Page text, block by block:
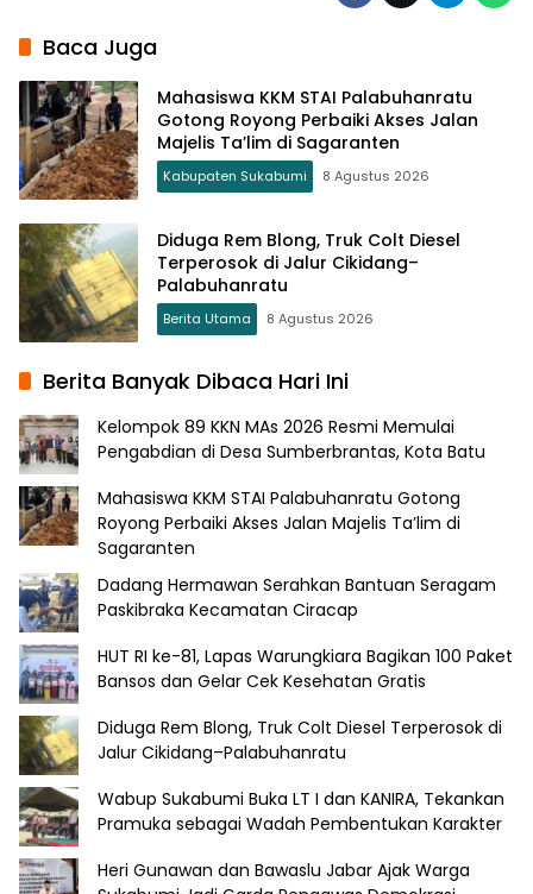
Baca Juga
Mahasiswa KKM STAI Palabuhanratu
Gotong Royong Perbaiki Akses Jalan
Majelis Ta’lim di Sagaranten
Kabupaten Sukabumi 8 Agustus 2026
Diduga Rem Blong, Truk Colt Diesel
Terperosok di Jalur Cikidang–
Palabuhanratu
Berita Utama 8 Agustus 2026
Berita Banyak Dibaca Hari Ini
Kelompok 89 KKN MAs 2026 Resmi Memulai
Pengabdian di Desa Sumberbrantas, Kota Batu
Mahasiswa KKM STAI Palabuhanratu Gotong
Royong Perbaiki Akses Jalan Majelis Ta’lim di
Sagaranten
Dadang Hermawan Serahkan Bantuan Seragam
Paskibraka Kecamatan Ciracap
HUT RI ke-81, Lapas Warungkiara Bagikan 100 Paket
Bansos dan Gelar Cek Kesehatan Gratis
Diduga Rem Blong, Truk Colt Diesel Terperosok di
Jalur Cikidang–Palabuhanratu
Wabup Sukabumi Buka LT I dan KANIRA, Tekankan
Pramuka sebagai Wadah Pembentukan Karakter
Heri Gunawan dan Bawaslu Jabar Ajak Warga